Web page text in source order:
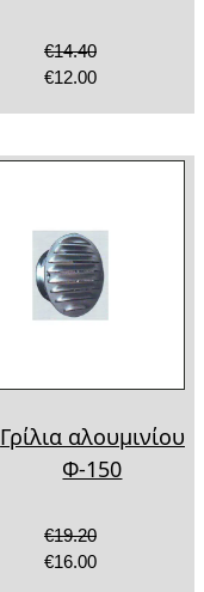
€14.40
€12.00
Γρίλια αλουμινίου
Φ-150
€19.20
€16.00